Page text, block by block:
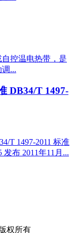
控温电热带，是
...
DB34/T 1497-
T 1497-2011 标准
发布 2011年11月...
权所有